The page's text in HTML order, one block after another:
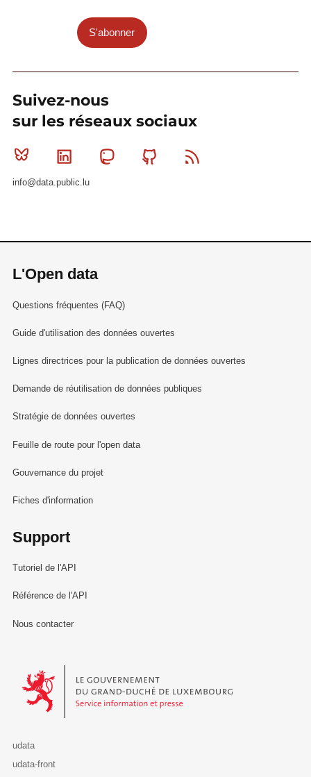
S'abonner
Suivez-nous
sur les réseaux sociaux
Bluesky Linkedin MastodonGithub
info@data.public.lu
L'Open data
Questions fréquentes (FAQ)
Guide d'utilisation des données ouvertes
Lignes directrices pour la publication de données ouvertes
Demande de réutilisation de données publiques
Stratégie de données ouvertes
Feuille de route pour l'open data
Gouvernance du projet
Fiches d'information
Support
Tutoriel de l'API
Référence de l'API
Nous contacter
Le Gouvernement du Grand-Duché de Luxembourg - Service
udata
udata-front